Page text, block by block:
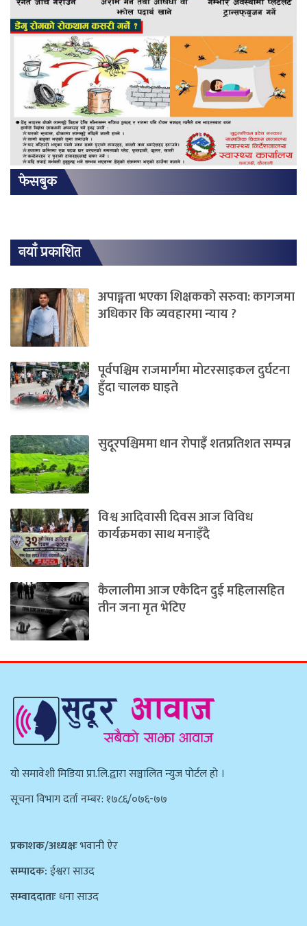
फेसबुक
नयाँ प्रकाशित
अपाङ्गता भएका शिक्षकको सरुवा: कागजमा
अधिकार कि व्यवहारमा न्याय ?
पूर्वपश्चिम राजमार्गमा मोटरसाइकल दुर्घटना
हुँदा चालक घाइते
सुदूरपश्चिममा धान रोपाइँ शतप्रतिशत सम्पन्न
विश्व आदिवासी दिवस आज विविध
कार्यक्रमका साथ मनाइँदै
कैलालीमा आज एकैदिन दुई महिलासहित
तीन जना मृत भेटिए
याे समावेशी मिडिया प्रा.लि.द्वारा सञ्चालित न्युज पाेर्टल हाे ।
सूचना विभाग दर्ता नम्बर: १७८६/०७६-७७
प्रकाशक/अध्यक्षःभवानी ऐर
सम्पादक:ईश्वरा साउद
सम्वाददाताःधना साउद